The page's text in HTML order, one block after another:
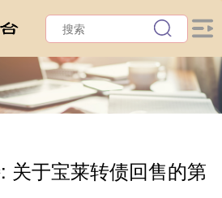
关于宝莱转债回售的第